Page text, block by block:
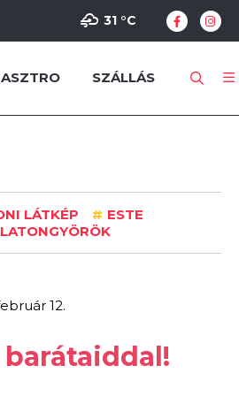
31 °C
SZÁLLÁS
LÁTKÉP # ESTE
12.
barátaiddal!